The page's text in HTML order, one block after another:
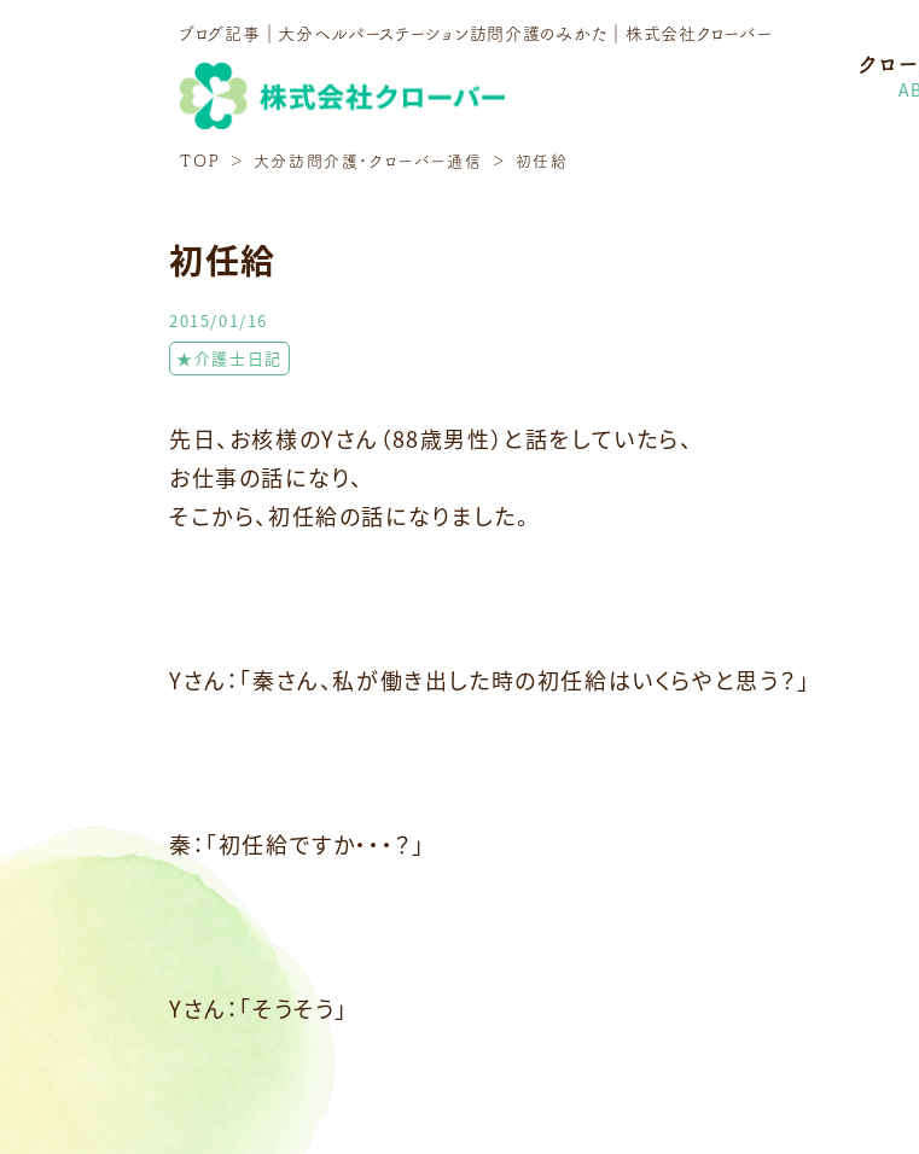
ブログ記事｜大分ヘルパーステーション訪問介護のみかた ｜株式会社クローバー
クロ
TOP 大分訪問介護・クローバー通信 初任給
初任給
2015/01/16
★介護士日記
先日、お核様のYさん（88歳男性）と話をしていたら、
お仕事の話になり、
そこから、初任給の話になりました。
Yさん：「秦さん、私が働き出した時の初任給はいくらやと思う？」
秦：「初任給ですか・・・？」
Yさん：「そうそう」